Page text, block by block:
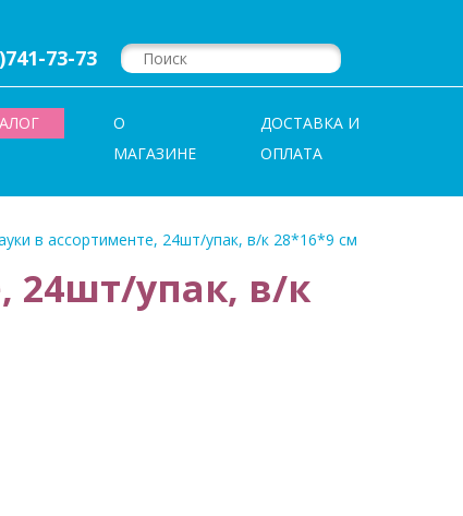
73-73
О
МАГАЗИНЕ
ДОСТАВКА И
ОПЛАТА
в ассортименте, 24шт/упак, в/к 28*16*9 см
24шт/упак, в/к